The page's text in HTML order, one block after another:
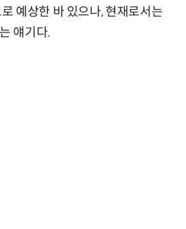
예상한 바 있으나, 현재로서는
얘기다.